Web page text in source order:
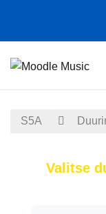
S5A
Valitse